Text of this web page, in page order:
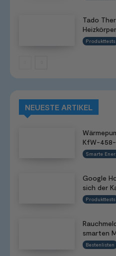
Tado
Produkttests
NEUESTE ARTIKEL
KfW-
Smarte
Google
sich der
Produkttests
smarten
Bestenlisten